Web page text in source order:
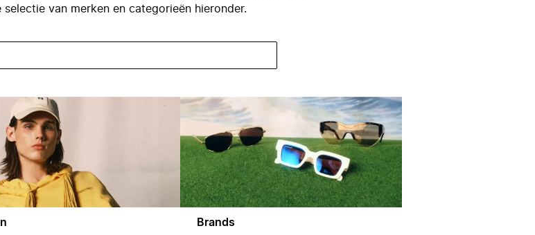
selectie van merken en categorieën hieronder.
Brands